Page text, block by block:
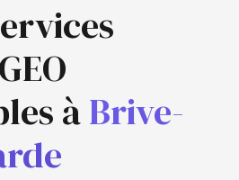
àBrive-